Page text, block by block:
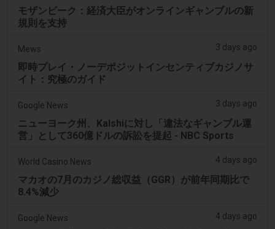
モザンビーク：経済大臣がオンラインギャンブルの新
規則を支持
Mews 3 days ago
即時プレイ・ノーデポジットインセンティブカジノサ
イト：究極のガイド
Google News 3 days ago
ニューヨーク州、Kalshiに対し「違法なギャンブル運
営」として360億ドルの訴訟を提起 - NBC Sports
World Casino News 4 days ago
マカオの7月のカジノ総収益（GGR）が前年同期比で
8.4%減少
Google News 4 days ago